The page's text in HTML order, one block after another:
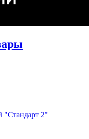
"Стандарт 2"